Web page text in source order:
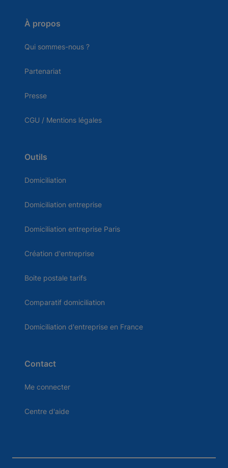
À propos
Qui sommes-nous ?
Partenariat
Presse
CGU / Mentions légales
Outils
Domiciliation
Domiciliation entreprise
Domiciliation entreprise Paris
Création d'entreprise
Boite postale tarifs
Comparatif domiciliation
Domiciliation d'entreprise en France
Contact
Me connecter
Centre d'aide